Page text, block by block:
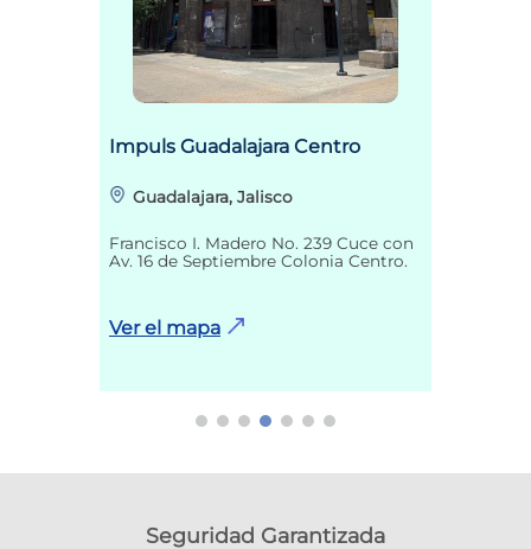
Impuls Guadalajara Centro
Guadalajara, Jalisco
Francisco I. Madero No. 239 Cuce con
Av. 16 de Septiembre Colonia Centro.
Ver el mapa
Seguridad Garantizada